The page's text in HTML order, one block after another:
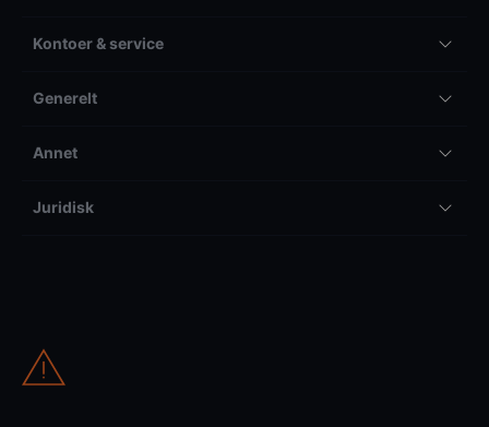
Kontoer & service
Generelt
Annet
Juridisk